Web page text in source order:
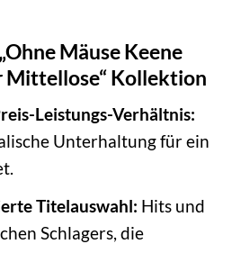
Mäuse Keene
Mittellose“ Kollektion
Leistungs-Verhältnis:
Unterhaltung für ein
Titelauswahl: Hits und
Schlagers, die